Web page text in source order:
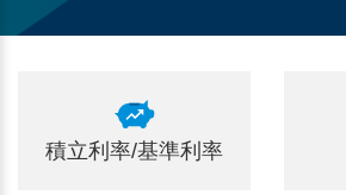
積立利率/基準利率